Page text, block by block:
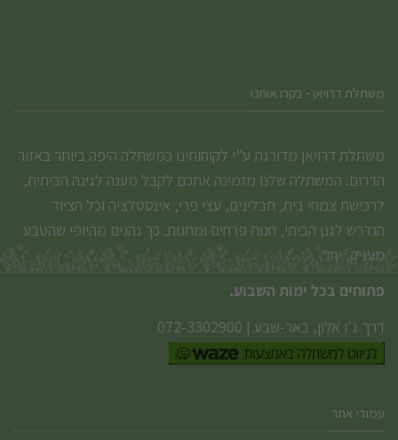
משתלת דרויאן - בקרו אותנו
משתלת דרויאן מדורגת ע”י לקוחותינו כמשתלה היפה ביותר באזור
הדרום. המשתלה שלנו מזמינה אתכם לקבל מענה לגינה הביתית,
לרכישת צמחי בית, תבלינים, עצי פרי, אינסטלציה וכל הציוד
הנדרש לגנן הביתי, חנות פרחים ומתנות. כך נהנים מהיופי שהטבע
מעניק, יחד.
פתוחים בכל ימות השבוע.
דרך ג'ו אלון, באר-שבע |
072-3302900
עמודי אתר